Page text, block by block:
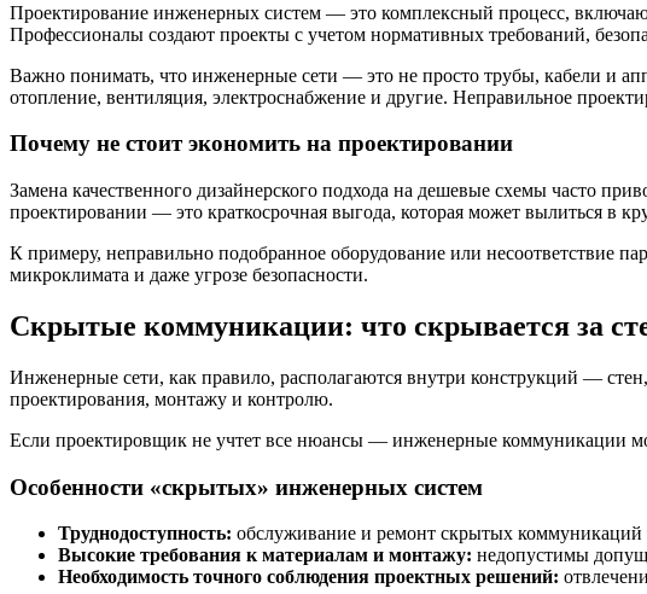
Проектирование инженерных систем — это комплексный процесс,
Профессионалы создают проекты с учетом нормативных требований,
Важно понимать, что инженерные сети — это не просто трубы, кабели и
отопление, вентиляция, электроснабжение и другие. Неправильное
Почему не стоит экономить на проектировании
Замена качественного дизайнерского подхода на дешевые схемы часто
проектировании — это краткосрочная выгода, которая может вылиться в
К примеру, неправильно подобранное оборудование или несоответствие
микроклимата и даже угрозе безопасности.
Скрытые коммуникации: что скрывается за
Инженерные сети, как правило, располагаются внутри конструкций —
проектирования, монтажу и контролю.
Если проектировщик не учтет все нюансы — инженерные коммуникации
Особенности «скрытых» инженерных систем
Труднодоступность: обслуживание и ремонт скрытых коммуникаций
Высокие требования к материалам и монтажу: недопустимы
Необходимость точного соблюдения проектных решений: